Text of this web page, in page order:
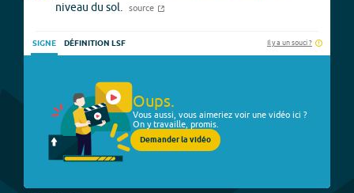
niveau du sol.
source
SIGNE DÉFINITION LSF Il y a un souci ?
Oups.
Vous aussi, vous aimeriez voir une vidéo ici ?
On y travaille, promis.
Demander la vidéo